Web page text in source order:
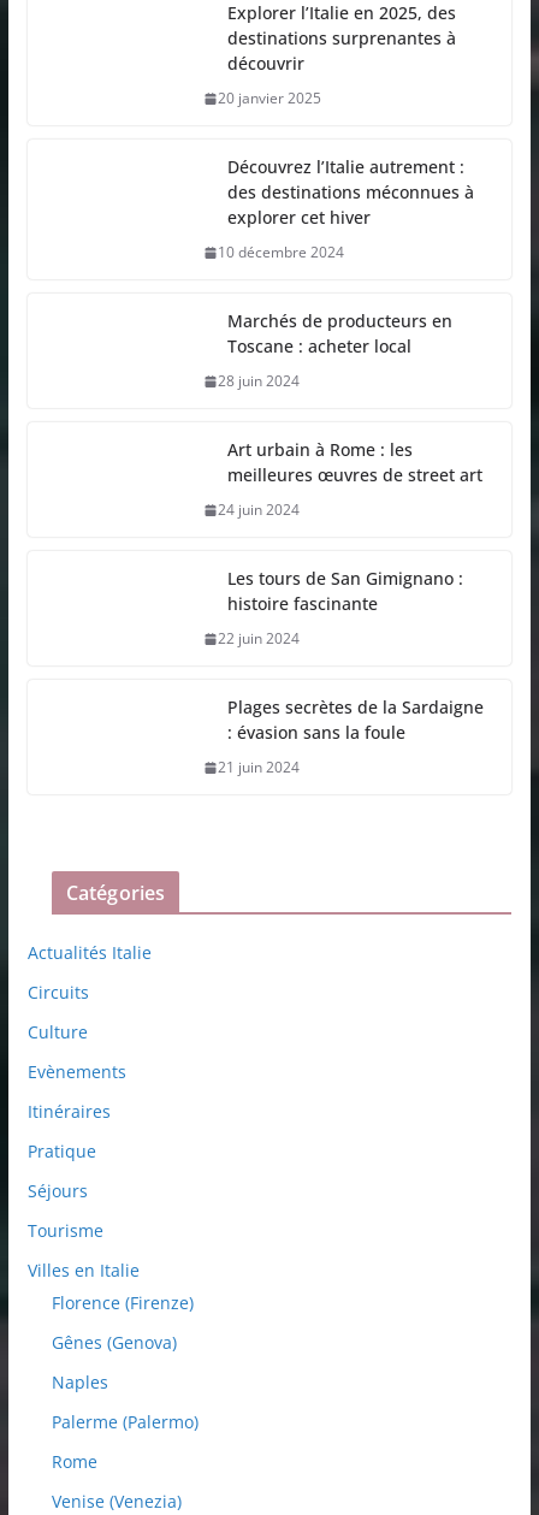
Explorer l’Italie en 2025, des
destinations surprenantes à
découvrir
20 janvier 2025
Découvrez l’Italie autrement :
des destinations méconnues à
explorer cet hiver
10 décembre 2024
Marchés de producteurs en
Toscane : acheter local
28 juin 2024
Art urbain à Rome : les
meilleures œuvres de street art
24 juin 2024
Les tours de San Gimignano :
histoire fascinante
22 juin 2024
Plages secrètes de la Sardaigne
: évasion sans la foule
21 juin 2024
Catégories
Actualités Italie
Circuits
Culture
Evènements
Itinéraires
Pratique
Séjours
Tourisme
Villes en Italie
Florence (Firenze)
Gênes (Genova)
Naples
Palerme (Palermo)
Rome
Venise (Venezia)